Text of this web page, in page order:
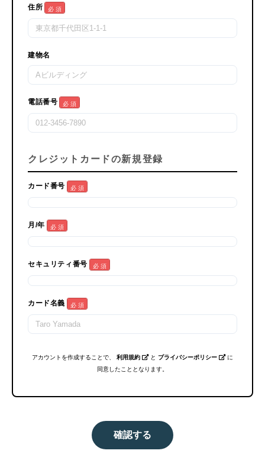
住所 必 須
建物名
電話番号 必 須
クレジットカードの新規登録
カード番号 必 須
月/年 必 須
セキュリティ番号 必 須
カード名義 必 須
アカウントを作成することで、 利用規約 と プライバシーポリシー
に
同意したこととなります。
確認する